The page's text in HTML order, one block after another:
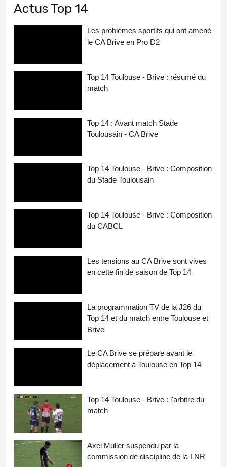
Actus Top 14
Les problèmes sportifs qui ont amené
le CA Brive en Pro D2
Top 14 Toulouse - Brive : résumé du
match
Top 14 : Avant match Stade
Toulousain - CA Brive
Top 14 Toulouse - Brive : Composition
du Stade Toulousain
Top 14 Toulouse - Brive : Composition
du CABCL
Les tensions au CA Brive sont vives
en cette fin de saison de Top 14
La programmation TV de la J26 du
Top 14 et du match entre Toulouse et
Brive
Le CA Brive se prépare avant le
déplacement à Toulouse en Top 14
Top 14 Toulouse - Brive : l'arbitre du
match
Axel Muller suspendu par la
commission de discipline de la LNR